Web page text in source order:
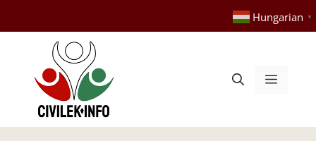
tartalomba
Hungarian ▼
Menü